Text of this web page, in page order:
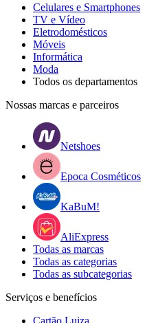
Celulares e Smartphones
TV e Vídeo
Eletrodomésticos
Móveis
Informática
Moda
Todos os departamentos
Nossas marcas e parceiros
Netshoes
Epoca Cosméticos
KaBuM!
AliExpress
Todas as marcas
Todas as categorias
Todas as subcategorias
Serviços e benefícios
Cartão Luiza